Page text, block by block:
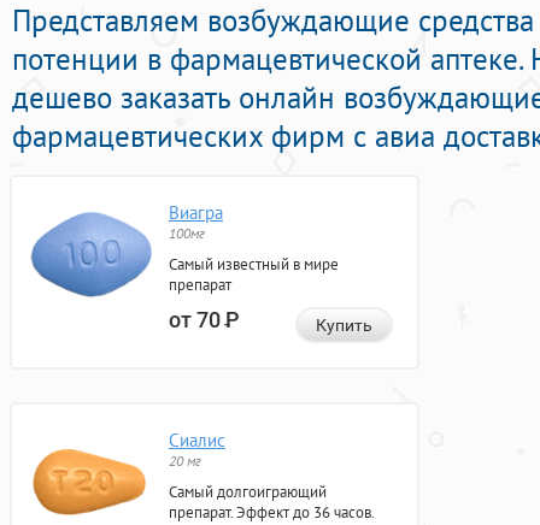
Представляем возбуждающие
потенции в фармацевтической
дешево заказать онлайн
фармацевтических фирм с авиа
Виагра
100мг
Самый известный в мире
препарат
от 70Р Купить
Сиалис
20 мг
Самый долгоиграющий
препарат. Эффект до 36 часов.